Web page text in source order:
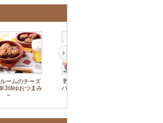
ームのチーズ
3stepおつまみ
～
野菜たっぷり焼肉ビビン
バチャーハン～簡単3step